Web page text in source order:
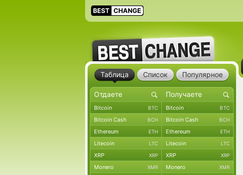
Таблица Список Популярное
Bitcoin BTC Bitcoin BTC
Bitcoin Cash BCH Bitcoin Cash BCH
Ethereum ETH Ethereum ETH
Litecoin LTC Litecoin LTC
XRP XRP XRP XRP
Monero XMR Monero XMR